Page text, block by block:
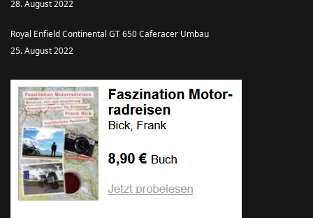
28. August 2022
Royal Enfield Continental GT 650 Caferacer Umbau
25. August 2022